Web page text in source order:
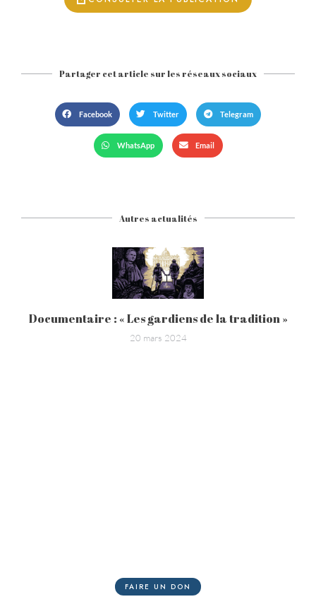
Partager cet article sur les réseaux sociaux​
Facebook Twitter Telegram
WhatsApp Email
Autres actualités
Documentaire : « Les gardiens de la tradition »
20 mars 2024
FAIRE UN DON